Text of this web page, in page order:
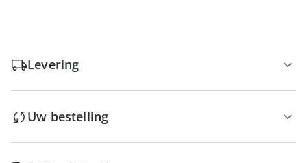
Levering
Uw bestelling